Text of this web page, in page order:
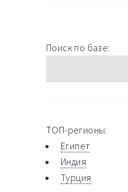
Поиск по базе:
ТОП-регионы:
Египет
Индия
Турция